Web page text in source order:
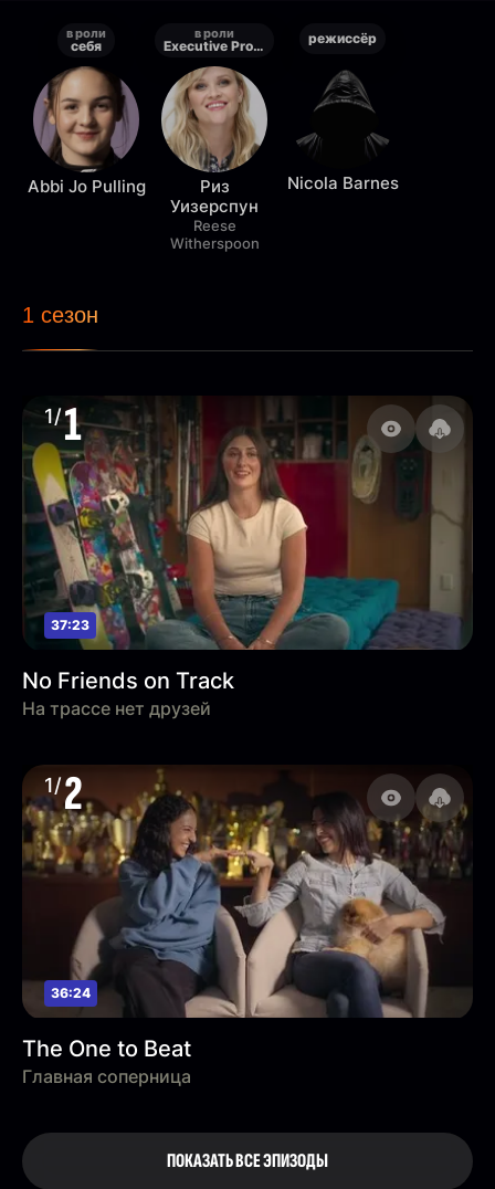
в роли
себя
Abbi Jo Pulling
в роли
Executive Producer
Риз
Уизерспун
Reese
Witherspoon
режиссёр
Nicola Barnes
1 сезон
1/1
37:23
No Friends on Track
На трассе нет друзей
1/2
36:24
The One to Beat
Главная соперница
ПОКАЗАТЬ ВСЕ ЭПИЗОДЫ